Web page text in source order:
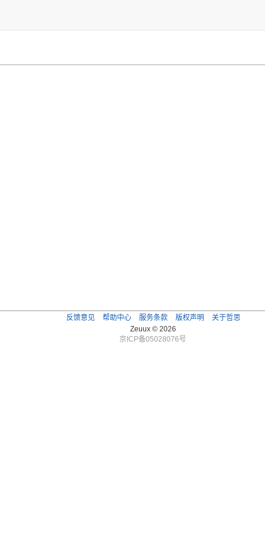
反馈意见 帮助中心 服务条款 版权声明
关于哲思
Zeuux © 2026
京ICP备05028076号